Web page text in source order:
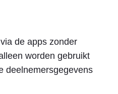
de apps zonder
worden gebruikt
deelnemersgegevens